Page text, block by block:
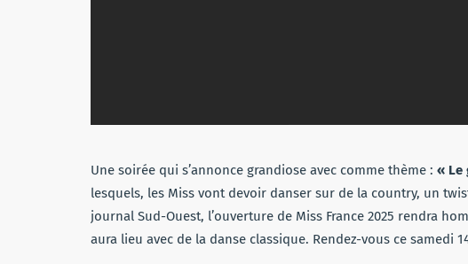
Une soirée qui s’annonce grandiose avec comme thème : « Le
lesquels, les Miss vont devoir danser sur de la country, un
journal Sud-Ouest, l’ouverture de Miss France 2025 rendra
aura lieu avec de la danse classique. Rendez-vous ce samedi